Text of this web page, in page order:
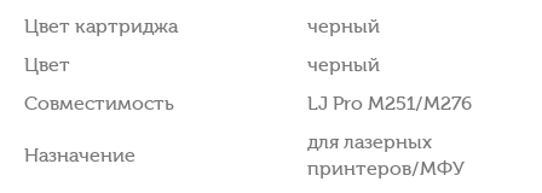
Цвет картриджа
черный
Цвет
черный
Совместимость
LJ Pro M251/M276
Назначение
для лазерных
принтеров/МФУ